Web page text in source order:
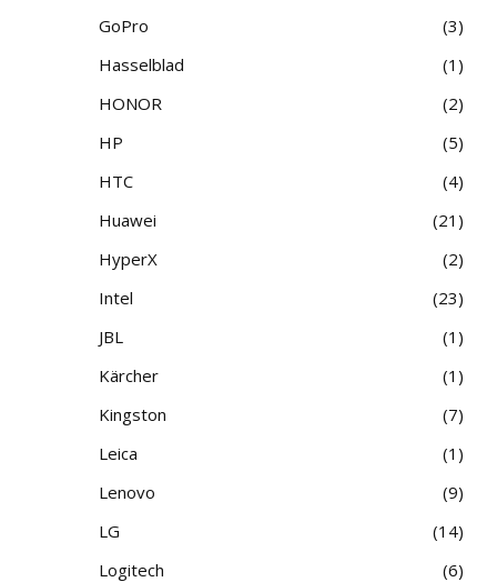
GoPro
3
Hasselblad
1
HONOR
2
HP
5
HTC
4
Huawei
21
HyperX
2
Intel
23
JBL
1
Kärcher
1
Kingston
7
Leica
1
Lenovo
9
LG
14
Logitech
6